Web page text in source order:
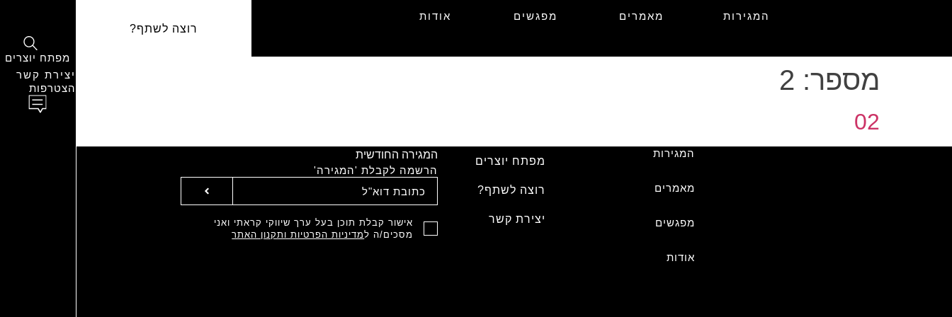
המגירות מאמרים מפגשים
אודות
רוצה לשתף?
מפתח יוצרים
יצירת קשר
הצטרפות
מספר: 2
02
המגירות
מאמרים
מפגשים
אודות
מפתח יוצרים
רוצה לשתף?
יצירת קשר
המגירה החודשית
הרשמה לקבלת 'המגירה'
אישור קבלת תוכן בעל ערך שיווקי קראתי ואני
מסכים/ה למדיניות הפרטיות ותקנון האתר